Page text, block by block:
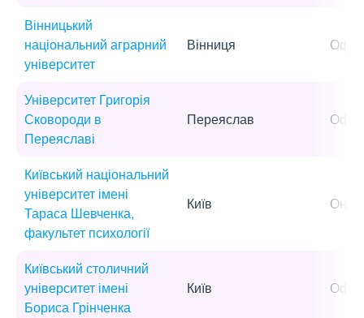
Вінницький
національний аграрний
університет
Вінниця
Університет Григорія
Сковороди в
Переяславі
Переяслав
Київський національний
університет імені
Тараса Шевченка,
факультет психології
Київ
Київський столичний
університет імені
Бориса Грінченка
Київ